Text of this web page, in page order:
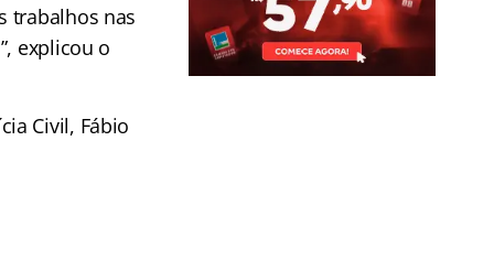
trabalhos nas
explicou o
Civil, Fábio